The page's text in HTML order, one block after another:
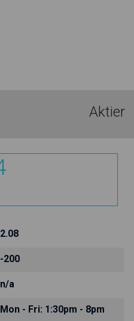
Aktier
2.08
-200
n/a
Mon - Fri: 1:30pm - 8pm